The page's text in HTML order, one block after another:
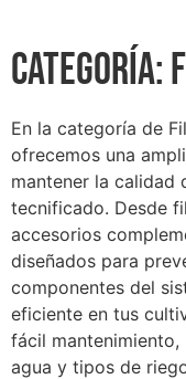
Categoría:
En la categoría de
ofrecemos una
mantener la calidad
tecnificado. Desde
accesorios
diseñados para
componentes del
eficiente en tus
fácil mantenimiento,
agua y tipos de